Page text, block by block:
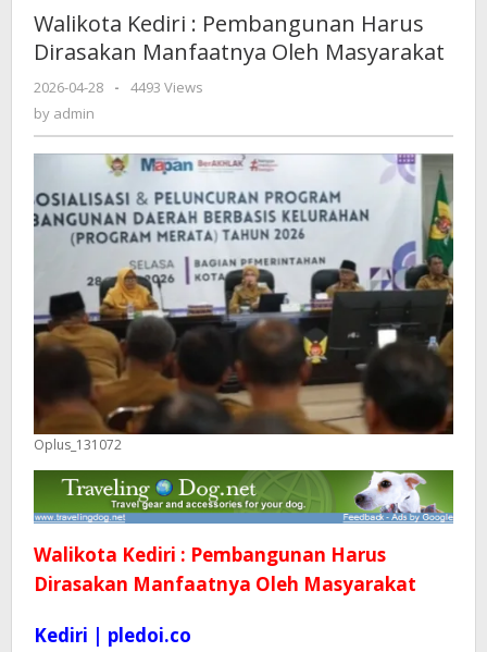
Pembangunan
Harus
Walikota Kediri : Pembangunan Harus
Dirasakan Manfaatnya Oleh Masyarakat
2026-04-28
by
-
4493 Views
by admin
Oplus_131072
Walikota Kediri : Pembangunan Harus
Dirasakan Manfaatnya Oleh Masyarakat
Kediri | pledoi.co